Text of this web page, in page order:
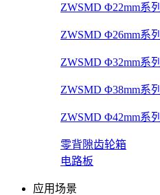
ZWSMD Φ22mm系列
ZWSMD Φ26mm系列
ZWSMD Φ32mm系列
ZWSMD Φ38mm系列
ZWSMD Φ42mm系列
零背隙齿轮箱
电路板
应用场景